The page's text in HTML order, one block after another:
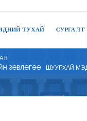
ТУХАЙ СУРГАЛТ
ЗӨВЛӨГӨӨ ШУУРХАЙ